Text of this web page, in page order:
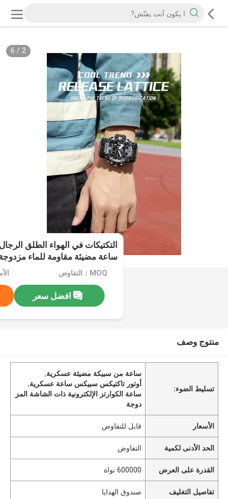
2
/
6
التكتيكات في الهواء الطلق
ساعة مضيئة مقاومة للماء
الكوارتز ساعة
MOQ：التفاوض
افضل سعر
منتوج وصف
تسليط الضوء:
ساعة من سبيكة مضيئة عسكرية,
أوتور تاكتيكس سبيكس ساعة عسكرية,
ساعة الكوارتز الإلكترونية ذات الشاشة المز
دوجة
الأسعار قابل للتفاوض
الحد الأدنى لكمية التفاوض
القدرة على العرض 600000 نواة
تفاصيل التغليف صندوق الهدايا